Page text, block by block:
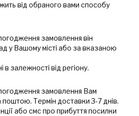
від обраного вами способу
замовлення він
у Вашому місті або за вказаною
в залежності від регіону.
замовлення Вам
Термін доставки 3-7 днів.
або смс про прибуття посилки